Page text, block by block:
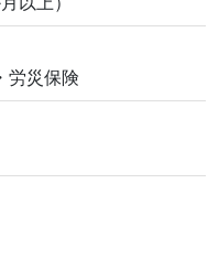
労災保険